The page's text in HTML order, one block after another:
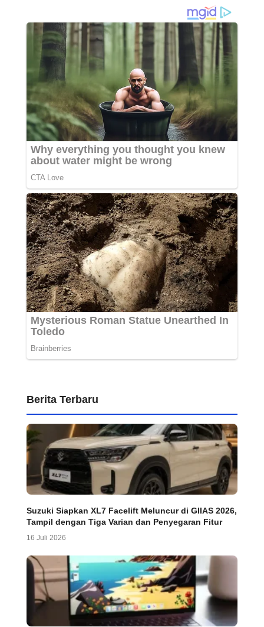
Berita Terbaru
Suzuki Siapkan XL7 Facelift Meluncur di GIIAS 2026,
Tampil dengan Tiga Varian dan Penyegaran Fitur
16 Juli 2026